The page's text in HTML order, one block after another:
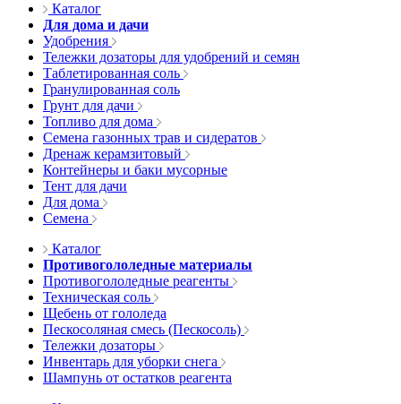
Каталог
Для дома и дачи
Удобрения
Тележки дозаторы для удобрений и семян
Таблетированная соль
Гранулированная соль
Грунт для дачи
Топливо для дома
Семена газонных трав и сидератов
Дренаж керамзитовый
Контейнеры и баки мусорные
Тент для дачи
Для дома
Семена
Каталог
Противогололедные материалы
Противогололедные реагенты
Техническая соль
Щебень от гололеда
Пескосоляная смесь (Пескосоль)
Тележки дозаторы
Инвентарь для уборки снега
Шампунь от остатков реагента